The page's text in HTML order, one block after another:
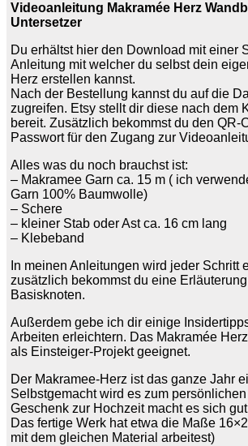
Videoanleitung Makramée Herz
Untersetzer
Du erhältst hier den Download mit einer
Anleitung mit welcher du selbst dein
Herz erstellen kannst.
Nach der Bestellung kannst du auf die
zugreifen. Etsy stellt dir diese nach dem
bereit. Zusätzlich bekommst du den QR-
Passwort für den Zugang zur
Alles was du noch brauchst ist:
– Makramee Garn ca. 15 m ( ich
Garn 100% Baumwolle)
– Schere
– kleiner Stab oder Ast ca. 16 cm lang
– Klebeband
In meinen Anleitungen wird jeder Schritt
zusätzlich bekommst du eine
Basisknoten.
Außerdem gebe ich dir einige
Arbeiten erleichtern. Das Makramée
als Einsteiger-Projekt geeignet.
Der Makramee-Herz ist das ganze Jahr
Selbstgemacht wird es zum
Geschenk zur Hochzeit macht es sich
Das fertige Werk hat etwa die Maße
mit dem gleichen Material arbeitest)